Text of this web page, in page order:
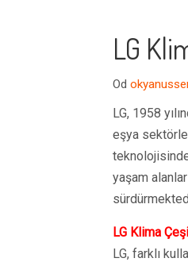
LG
Od
LG, 1958
eşya
yaşam
LG Klima
LG, farklı